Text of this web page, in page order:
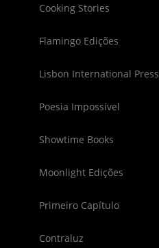
Cooking Stories
Flamingo Edições
Lisbon International Press
Poesia Impossível
Showtime Books
Moonlight Edições
Primeiro Capítulo
Contraluz